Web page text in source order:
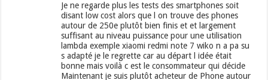
Je ne regarde plus les tests des smartphones soit
disant low cost alors que l on trouve des phones
autour de 250e plutôt bien finis et et largement
suffisant au niveau puissance pour une utilisation
lambda exemple xiaomi redmi note 7 wiko n a pa su
s adapté je le regrette car au départ l idée était
bonne mais voilà c est le consommateur qui décide
Maintenant je suis plutôt acheteur de Phone autour